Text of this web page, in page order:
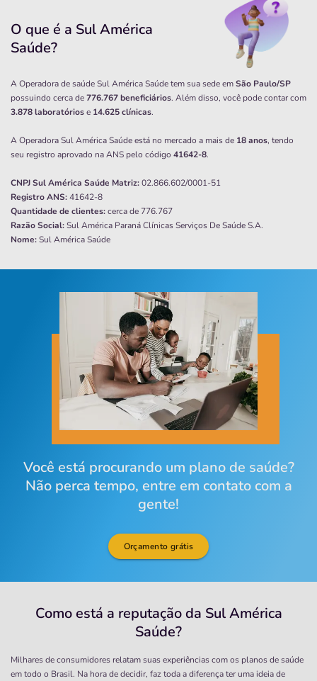
O que é a Sul América
Saúde?
A Operadora de saúde Sul América Saúde tem sua sede emSão Paulo/SP
possuindo cerca de776.767 beneficiários. Além disso, você pode contar com
3.878 laboratóriose 14.625 clínicas.
A Operadora Sul América Saúde está no mercado a mais de 18 anos, tendo
seu registro aprovado na ANS pelo código 41642-8.
CNPJSul América Saúde Matriz:02.866.602/0001-51
Registro ANS:41642-8
Quantidade de clientes:cerca de 776.767
Razão Social:Sul América Paraná Clínicas Serviços De Saúde S.A.
Nome:Sul América Saúde
Você está procurando um plano de saúde?
Não perca tempo, entre em contato com a
gente!
Orçamento grátis
Como está a reputação da Sul América
Saúde?
Milhares de consumidores relatam suas experiências com os planos de saúde
em todo o Brasil. Na hora de decidir, faz toda a diferença ter uma ideia de